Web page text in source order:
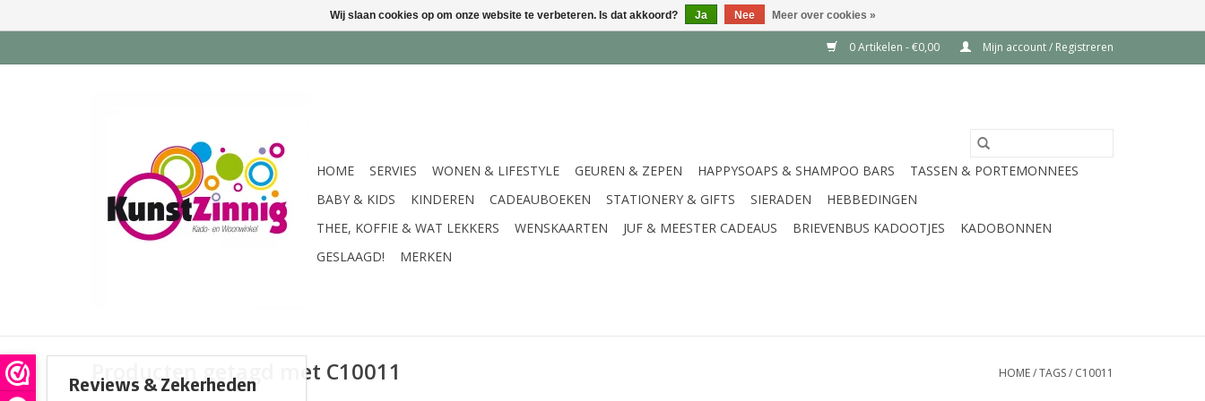
0 Artikelen - €0,00 Mijn account / Registreren
HOME SERVIES WONEN & LIFESTYLE GEUREN & ZEPEN HAPPYSOAPS & SHAMPOO BARS
TASSEN & PORTEMONNEES
BABY & KIDS
KINDEREN CADEAUBOEKEN STATIONERY & GIFTS SIERADEN
HEBBEDINGEN
THEE, KOFFIE & WAT LEKKERS
WENSKAARTEN JUF & MEESTER CADEAUS BRIEVENBUS KADOOTJES
KADOBONNEN
GESLAAGD!
MERKEN
Producten getagd met C10011 HOME/TAGS/ C10011
Wij slaan cookies op om onze website te verbeteren. Is dat akkoord? Ja Nee Meer over cookies »